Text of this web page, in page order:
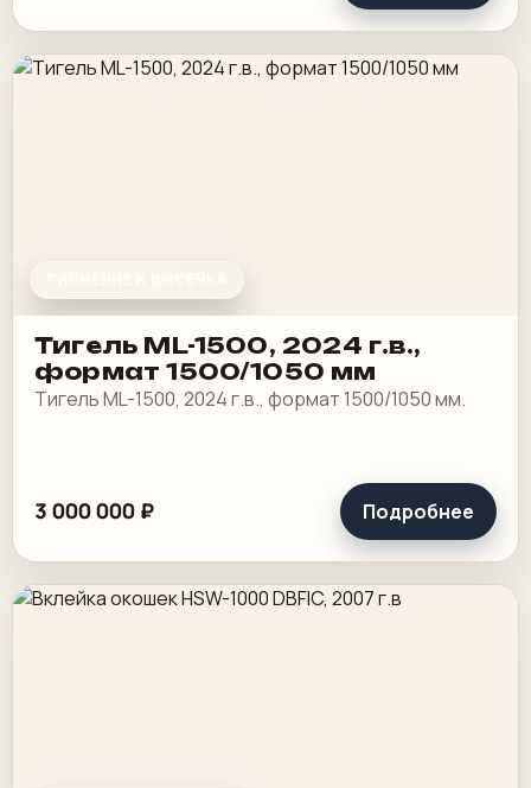
Тигель ML-1500, 2024 г.в.,
формат 1500/1050 мм
Тигель ML-1500, 2024 г.в., формат 1500/1050 мм.
3 000 000 ₽ Подробнее